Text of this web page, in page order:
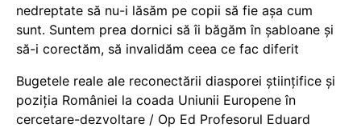
nedreptate să nu-i lăsăm pe copii să fie așa cum
sunt. Suntem prea dornici să îi băgăm în șabloane și
să-i corectăm, să invalidăm ceea ce fac diferit
Bugetele reale ale reconectării diasporei științifice și
poziția României la coada Uniunii Europene în
cercetare-dezvoltare / Op Ed Profesorul Eduard